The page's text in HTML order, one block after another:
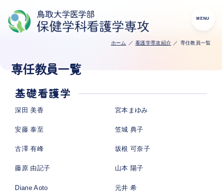
ホーム 看護学専攻紹介 専任教員一覧
専任教員一覧
基礎看護学
深田 美香 宮本まゆみ
安藤 泰至 笠城 典子
古澤 有峰 坂根 可奈子
藤原 由記子 山本 陽子
Diane Aoto 元井 希